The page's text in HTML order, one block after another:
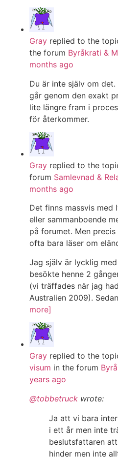
Gray replied to the
the forum Byråkrati &
months ago
Du är inte själv om
går genom den exakt
lite längre fram i
för återkommer.
Gray replied to the
forum Samlevnad &
months ago
Det finns massvis
eller sammanboende
på forumet. Men
ofta bara läser om
Jag själv är lycklig
besökte henne 2
(vi träffades när jag
Australien 2009).
more]
Gray replied to the
visum in the forum
years ago
@tobbetruck wrote:
Ja att vi bara
i ett år men inte
beslutsfattaren
hinder men inte